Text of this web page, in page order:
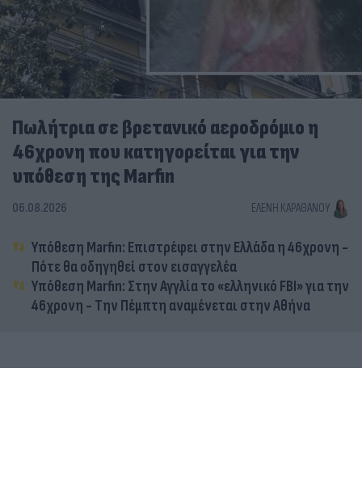
Πωλήτρια σε βρετανικό αεροδρόμιο η
46χρονη που κατηγορείται για την
υπόθεση της Marfin
06.08.2026 ΕΛΈΝΗ ΚΑΡΑΘΆΝΟΥ
Υπόθεση Marfin: Επιστρέφει στην Ελλάδα η 46χρονη -
Πότε θα οδηγηθεί στον εισαγγελέα
Υπόθεση Marfin: Στην Αγγλία το «ελληνικό FBI» για την
46χρονη - Την Πέμπτη αναμένεται στην Αθήνα